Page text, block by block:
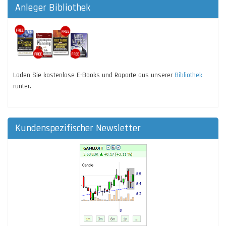
Anleger Bibliothek
Laden Sie kostenlose E-Books und Raporte aus unserer Bibliothek
runter.
Kundenspezifischer Newsletter